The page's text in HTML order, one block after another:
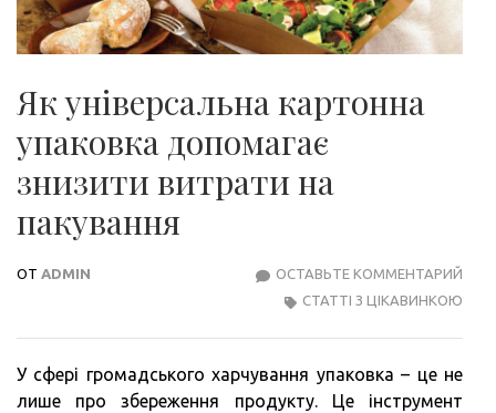
Як універсальна картонна
упаковка допомагає
знизити витрати на
пакування
ОТ ADMIN ОСТАВЬТЕ КОММЕНТАРИЙ
СТАТТІ З ЦІКАВИНКОЮ
У сфері громадського харчування упаковка – це не
лише про збереження продукту. Це інструмент